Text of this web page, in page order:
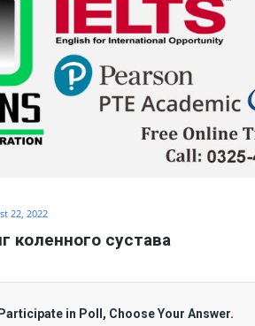
22, 2022
коленного сустава
in Poll, Choose Your Answer.